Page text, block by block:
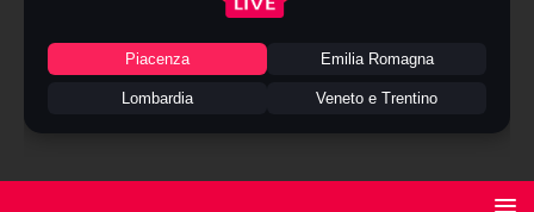
Piacenza Emilia Romagna
Lombardia Veneto e Trentino